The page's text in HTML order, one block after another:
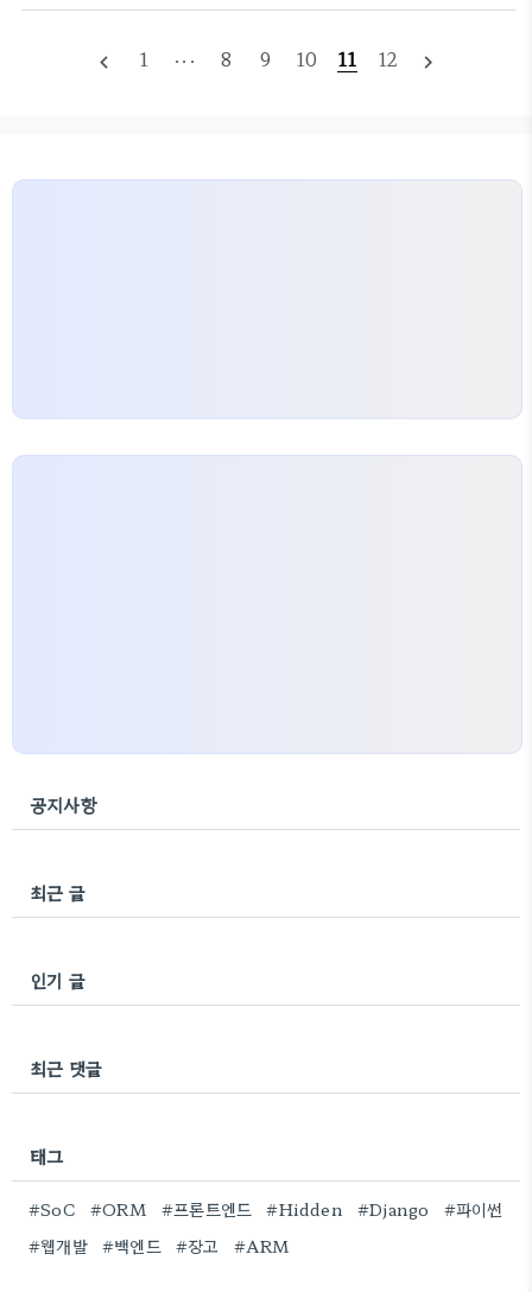
간 변경된 것이 있다는 책의 내용을 보고 웹 서칭..만
의 2번째 비트이다.이 비트가 로컬이냐 글로벌(?)이
고.The reason for inverting can be found in
navigate_before 1 ··· 8 9 10 11 12 navigate_next
공지사항
최근 글
인기 글
최근 댓글
태그
#SoC #ORM #프론트엔드 #Hidden #Django
#파이썬
#웹개발
#백엔드 #장고 #ARM